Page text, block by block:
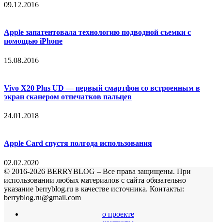
09.12.2016
Apple запатентовала технологию подводной съемки с
помощью iPhone
15.08.2016
Vivo X20 Plus UD — первый смартфон со встроенным в
экран сканером отпечатков пальцев
24.01.2018
Apple Card спустя полгода использования
02.02.2020
© 2016-2026 BERRYBLOG – Все права защищены. При
использовании любых материалов с сайта обязательно
указание berryblog.ru в качестве источника. Контакты:
berryblog.ru@gmail.com
о проекте